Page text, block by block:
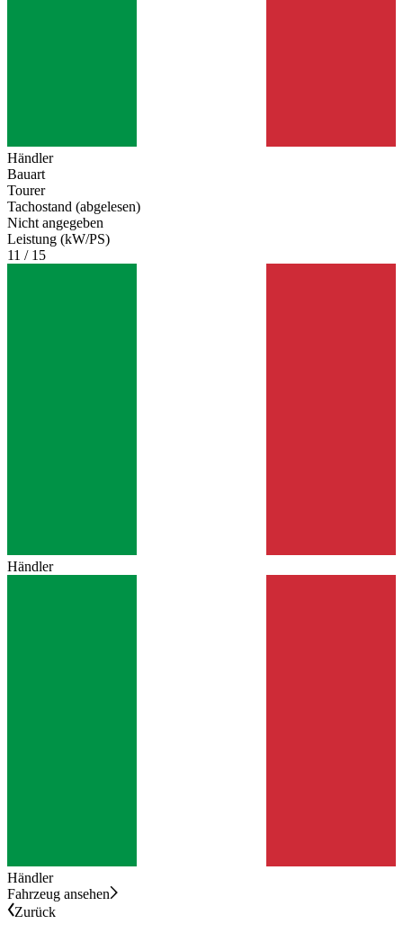
Händler
Bauart
Tourer
Tachostand (abgelesen)
Nicht angegeben
Leistung (kW/PS)
11 / 15
Händler
Händler
Fahrzeug ansehen
Zurück